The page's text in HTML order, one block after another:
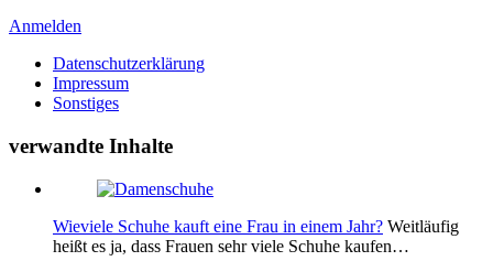
Anmelden
Datenschutzerklärung
Impressum
Sonstiges
verwandte Inhalte
Wieviele Schuhe kauft eine Frau in einem Jahr? Weitläufig
heißt es ja, dass Frauen sehr viele Schuhe kaufen…